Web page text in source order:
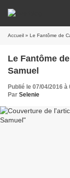
Accueil » Le Fantôme de
Le Fantôme
Samuel
Publié le 07/04/2016 à
Par Selenie